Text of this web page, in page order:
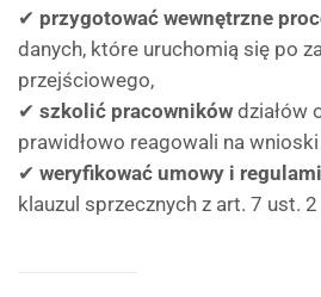
✔ przygotować wewnętrzne
danych, które uruchomią się po
przejściowego,
✔ szkolić pracowników działów
prawidłowo reagowali na
✔ weryfikować umowy i
klauzul sprzecznych z art. 7 ust. 2